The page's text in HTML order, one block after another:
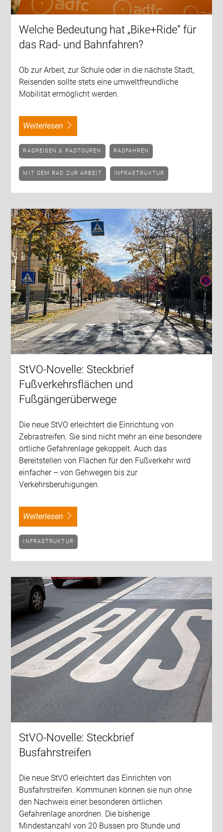
Welche Bedeutung hat „Bike+Ride“ für
das Rad- und Bahnfahren?
Ob zur Arbeit, zur Schule oder in die nächste Stadt,
Reisenden sollte stets eine umweltfreundliche
Mobilität ermöglicht werden.
weiterlesen
RADREISEN & RADTOUREN RADFAHREN
MIT DEM RAD ZUR ARBEIT INFRASTRUKTUR
StVO-Novelle: Steckbrief
Fußverkehrsflächen und
Fußgängerüberwege
Die neue StVO erleichtert die Einrichtung von
Zebrastreifen. Sie sind nicht mehr an eine besondere
örtliche Gefahrenlage gekoppelt. Auch das
Bereitstellen von Flächen für den Fußverkehr wird
einfacher – von Gehwegen bis zur
Verkehrsberuhigungen.
weiterlesen
INFRASTRUKTUR
StVO-Novelle: Steckbrief
Busfahrstreifen
Die neue StVO erleichtert das Einrichten von
Busfahrstreifen. Kommunen können sie nun ohne
den Nachweis einer besonderen örtlichen
Gefahrenlage anordnen. Die bisherige
Mindestanzahl von 20 Bussen pro Stunde und